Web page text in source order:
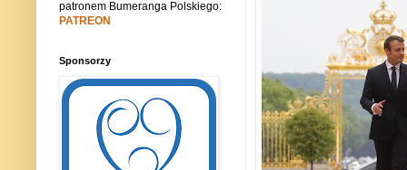
patronem Bumeranga Polskiego:
PATREON
Sponsorzy